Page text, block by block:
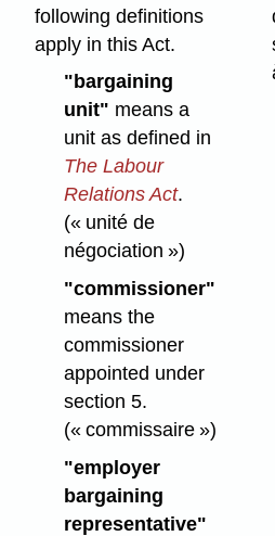
following definitions
apply in this Act.
"bargaining
unit" means a
unit as defined in
The Labour
Relations Act.
(« unité de
négociation »)
"commissioner"
means the
commissioner
appointed under
section 5.
(« commissaire »)
"employer
bargaining
representative"